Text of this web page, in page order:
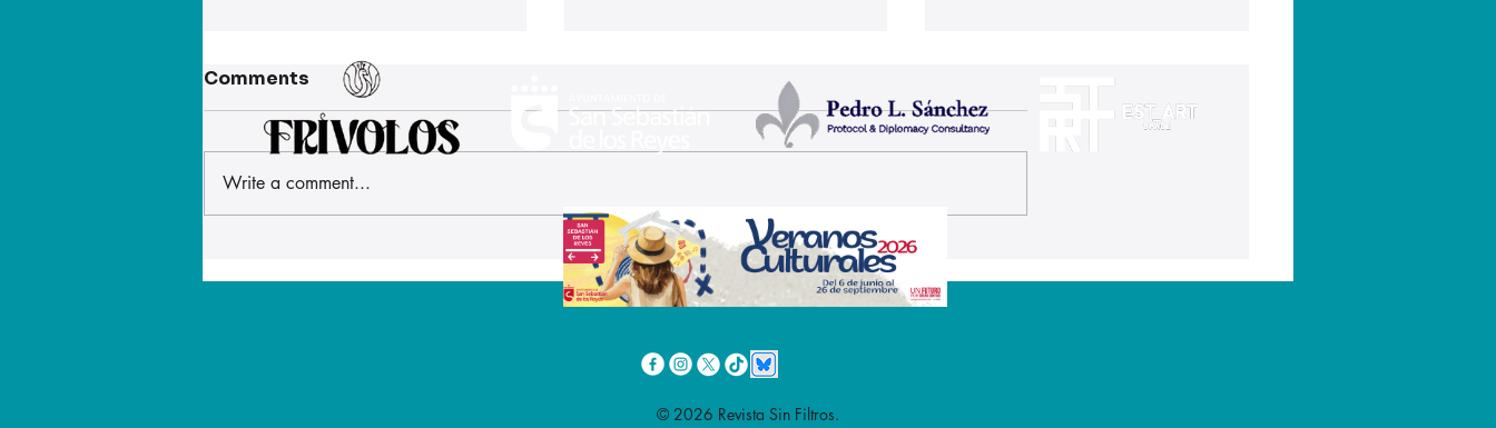
Las Fiestas de San
Sebastián de los Reyes
se vuelven más inclusivas
Comments
Write a comment...
© 2026 Revista Sin Filtros.